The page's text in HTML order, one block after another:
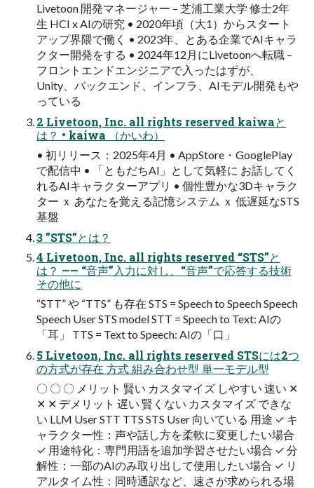
Livetoon 開発マネージャー – 芝浦工業大学 修士2年
生 HCI x AIの研究 • 2020年頃（大1）からスタート
アップ界隈で働く • 2023年、とある企業でAIキャラ
クター開発をする • 2024年12月にLivetoonへ転職 –
フロントエンドエンジニアで入ったはずが、
Unity、バックエンド、インフラ、AIモデル開発もや
っている
2 Livetoon, Inc. all rights reserved kaiwaと
は？ • kaiwa （かいわ）
• 初リリース：2025年4月 • AppStore・GooglePlay
で配信中 • 「ともだちAI」として気軽に お話してく
れるAIキャラクターアプリ • 個性豊かな3Dキャラク
ター ｘ あなたを覚える記憶システム ｘ 低遅延なSTS
基盤
3 ”STS”とは？
4 Livetoon, Inc. all rights reserved “STS”と
は？ —— “音声”入力に対し、“音声”で応答する技術
その他に
“STT” や “TTS” も存在 STS = Speech to Speech Speech
Speech User STS model STT = Speech to Text: AIの
「耳」 TTS = Text to Speech: AIの「口」
5 Livetoon, Inc. all rights reserved STSには2つ
の方式が存在 方式 組み合わせ型 単一モデル型
〇 〇 〇 メリット 賢い カスタマイズ しやすい 速い ✕
✕ ✕ デメリット 遅い 賢くない カスタマイズ できな
い LLM User STT TTS STS User 向いている 用途 ✓ キ
ャラクター性：声や話し方を柔軟に変更したい場合
✓ 用途特化：専門用語を追加学習させたい場合 ✓ 分
解性：一部のAIのみ取り出して使用したい場合 ✓ リ
アルタイム性：同時通訳など、速さが求められる場